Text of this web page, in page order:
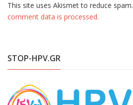
This site uses Akismet to reduce spam.
comment data is processed.
STOP-HPV.GR